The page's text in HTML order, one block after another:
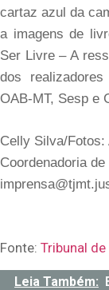
cartaz azul da
a imagens de
Ser Livre – A
dos
OAB-MT, Sesp e
Celly Silva/Fotos:
Coordenadoria
Fonte: Tribunal
Leia Também: